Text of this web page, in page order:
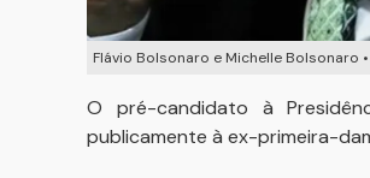
Flávio Bolsonaro e Michelle Bolsonaro
O pré-candidato à
publicamente à ex-primeira-